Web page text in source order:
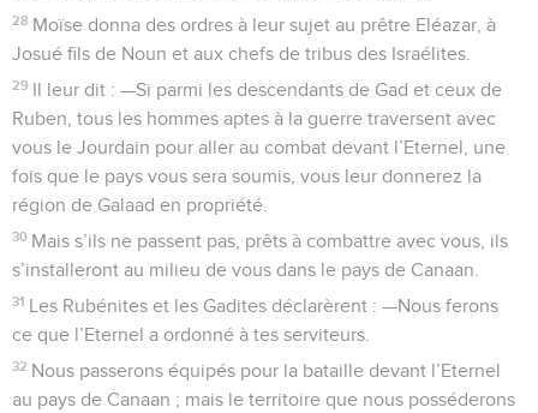
28 Moïse donna des ordres à leur sujet au prêtre Eléazar, à
Josué fils de Noun et aux chefs de tribus des Israélites.
29 Il leur dit : —Si parmi les descendants de Gad et ceux de
Ruben, tous les hommes aptes à la guerre traversent avec
vous le Jourdain pour aller au combat devant l’Eternel, une
fois que le pays vous sera soumis, vous leur donnerez la
région de Galaad en propriété.
30 Mais s’ils ne passent pas, prêts à combattre avec vous, ils
s’installeront au milieu de vous dans le pays de Canaan.
31 Les Rubénites et les Gadites déclarèrent : —Nous ferons
ce que l’Eternel a ordonné à tes serviteurs.
32 Nous passerons équipés pour la bataille devant l’Eternel
au pays de Canaan ; mais le territoire que nous posséderons